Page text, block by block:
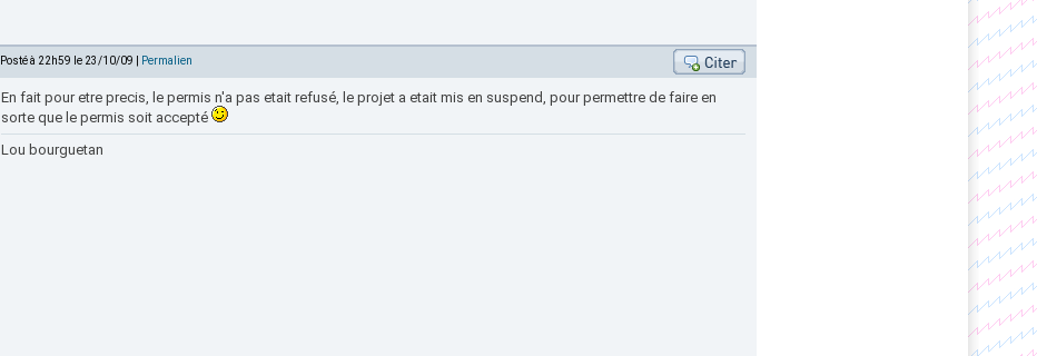
Posté à 22h59 le 23/10/09 | Permalien
En fait pour etre precis, le permis n'a pas etait refusé, le projet a etait mis en suspend, pour permettre de faire en
sorte que le permis soit accepté
Lou bourguetan